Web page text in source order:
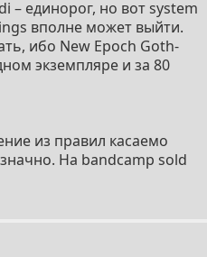
– единорог, но вот system
вполне может выйти.
ибо New Epoch Goth-
экземпляре и за 80
из правил касаемо
На bandcamp sold